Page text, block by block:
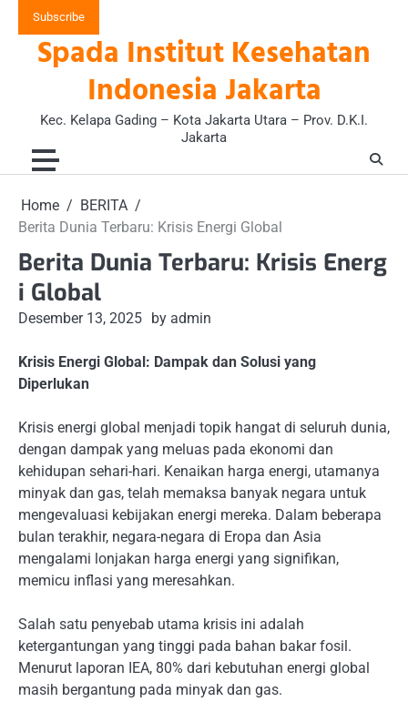
content
Subscribe
Spada Institut Kesehatan
Indonesia Jakarta
Kec. Kelapa Gading – Kota Jakarta Utara – Prov. D.K.I.
Jakarta
Home
BERITA
Berita Dunia Terbaru: Krisis Energi Global
Berita Dunia Terbaru: Krisis Energ
i Global
Desember 13, 2025 by admin
Krisis Energi Global: Dampak dan Solusi yang
Diperlukan
Krisis energi global menjadi topik hangat di seluruh dunia,
dengan dampak yang meluas pada ekonomi dan
kehidupan sehari-hari. Kenaikan harga energi, utamanya
minyak dan gas, telah memaksa banyak negara untuk
mengevaluasi kebijakan energi mereka. Dalam beberapa
bulan terakhir, negara-negara di Eropa dan Asia
mengalami lonjakan harga energi yang signifikan,
memicu inflasi yang meresahkan.
Salah satu penyebab utama krisis ini adalah
ketergantungan yang tinggi pada bahan bakar fosil.
Menurut laporan IEA, 80% dari kebutuhan energi global
masih bergantung pada minyak dan gas.